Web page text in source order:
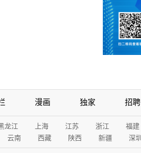
漫画 独家 招聘
龙江 上海 江苏 浙江 福建
云南 西藏 陕西 新疆 深圳